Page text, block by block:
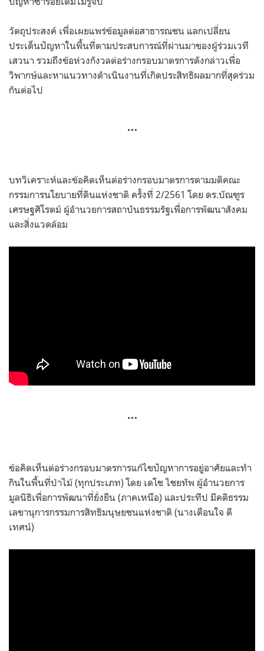
วัตถุประสงค์ เพื่อเผยแพร่ข้อมูลต่อสาธารณชน แลกเปลี่ยน
ประเด็นปัญหาในพื้นที่ตามประสบการณ์ที่ผ่านมาของผู้ร่วมเวที
เสวนา รวมถึงข้อห่วงกังวลต่อร่างกรอบมาตรการดังกล่าวเพื่อ
วิพากษ์และหาแนวทางดำเนินงานที่เกิดประสิทธิผลมากที่สุดร่วม
กันต่อไป
…
บทวิเคราะห์และข้อคิดเห็นต่อร่างกรอบมาตรการตามมติคณะ
กรรมการนโยบายที่ดินแห่งชาติ ครั้งที่ 2/2561 โดย ดร.บัณฑูร
เศรษฐศิโรตม์ ผู้อำนวยการสถาบันธรรมรัฐเพื่อการพัฒนาสังคม
และสิ่งแวดล้อม
…
ข้อคิดเห็นต่อร่างกรอบมาตรการแก้ไขปัญหาการอยู่อาศัยและทำ
กินในพื้นที่ป่าไม้ (ทุกประเภท) โดย เดโช ไชยทัพ ผู้อำนวยการ
มูลนิธิเพื่อการพัฒนาที่ยั่งยืน (ภาคเหนือ) และประทีป มีคติธรรม
เลขานุการกรรมการสิทธิมนุษยชนแห่งชาติ (นางเตือนใจ ดี
เทศน์)